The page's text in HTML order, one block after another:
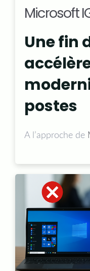
Microsoft
Une fin
postes
A l’approche de